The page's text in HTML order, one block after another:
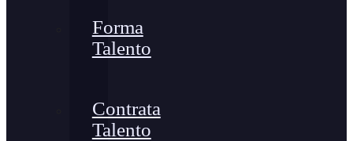
Forma
Talento
Contrata
Talento